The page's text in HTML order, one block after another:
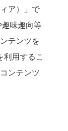
ア）」で
味趣向等
テンツを
用するこ
ンテンツ